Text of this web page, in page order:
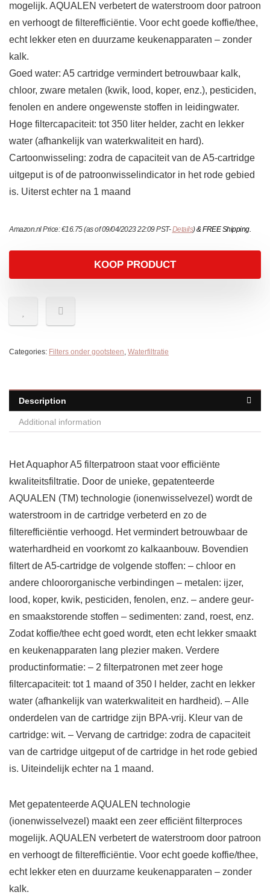
mogelijk. AQUALEN verbetert de waterstroom door patroon
en verhoogt de filterefficiëntie. Voor echt goede koffie/thee,
echt lekker eten en duurzame keukenapparaten – zonder
kalk.
Goed water: A5 cartridge vermindert betrouwbaar kalk,
chloor, zware metalen (kwik, lood, koper, enz.), pesticiden,
fenolen en andere ongewenste stoffen in leidingwater.
Hoge filtercapaciteit: tot 350 liter helder, zacht en lekker
water (afhankelijk van waterkwaliteit en hard).
Cartoonwisseling: zodra de capaciteit van de A5-cartridge
uitgeput is of de patroonwisselindicator in het rode gebied
is. Uiterst echter na 1 maand
Amazon.nl Price:€16.75(as of 09/04/2023 22:09 PST-Details)&FREE Shipping.
KOOP PRODUCT
Categories: Filters onder gootsteen, Waterfiltratie
Description
Additional information
Het Aquaphor A5 filterpatroon staat voor efficiënte
kwaliteitsfiltratie. Door de unieke, gepatenteerde
AQUALEN (TM) technologie (ionenwisselvezel) wordt de
waterstroom in de cartridge verbeterd en zo de
filterefficiëntie verhoogd. Het vermindert betrouwbaar de
waterhardheid en voorkomt zo kalkaanbouw. Bovendien
filtert de A5-cartridge de volgende stoffen: – chloor en
andere chloororganische verbindingen – metalen: ijzer,
lood, koper, kwik, pesticiden, fenolen, enz. – andere geur-
en smaakstorende stoffen – sedimenten: zand, roest, enz.
Zodat koffie/thee echt goed wordt, eten echt lekker smaakt
en keukenapparaten lang plezier maken. Verdere
productinformatie: – 2 filterpatronen met zeer hoge
filtercapaciteit: tot 1 maand of 350 l helder, zacht en lekker
water (afhankelijk van waterkwaliteit en hardheid). – Alle
onderdelen van de cartridge zijn BPA-vrij. Kleur van de
cartridge: wit. – Vervang de cartridge: zodra de capaciteit
van de cartridge uitgeput of de cartridge in het rode gebied
is. Uiteindelijk echter na 1 maand.
Met gepatenteerde AQUALEN technologie
(ionenwisselvezel) maakt een zeer efficiënt filterproces
mogelijk. AQUALEN verbetert de waterstroom door patroon
en verhoogt de filterefficiëntie. Voor echt goede koffie/thee,
echt lekker eten en duurzame keukenapparaten – zonder
kalk.